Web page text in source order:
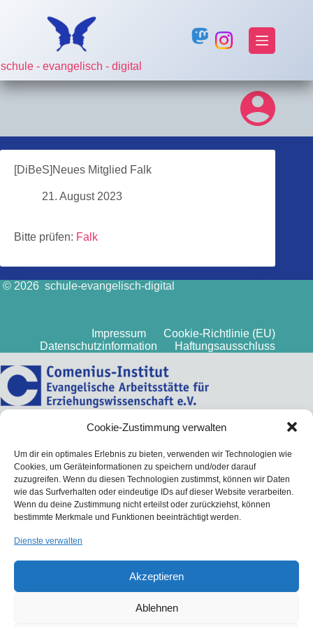
Cookie-Zustimmung verwalten
Um dir ein optimales Erlebnis zu bieten, verwenden wir Technologien wie
Cookies, um Geräteinformationen zu speichern und/oder darauf
zuzugreifen. Wenn du diesen Technologien zustimmst, können wir Daten
wie das Surfverhalten oder eindeutige IDs auf dieser Website verarbeiten.
Wenn du deine Zustimmung nicht erteilst oder zurückziehst, können
bestimmte Merkmale und Funktionen beeinträchtigt werden.
Dienste verwalten
Akzeptieren
Ablehnen
schule - evangelisch - digital
[DiBeS]Neues Mitglied Falk
21. August 2023
Bitte prüfen: Falk
© 2026 schule-evangelisch-digital
Impressum
Cookie-Richtlinie (EU)
Datenschutzinformation
Haftungsausschluss